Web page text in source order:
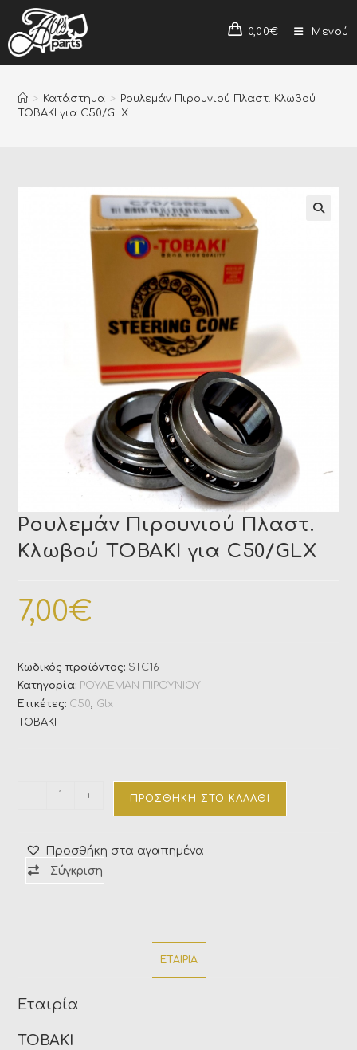
0,00€ Μενού
> Κατάστημα > Ρουλεμάν Πιρουνιού Πλαστ. Κλωβού
TOBAKI για C50/GLX
Ρουλεμάν Πιρουνιού Πλαστ.
Κλωβού TOBAKI για C50/GLX
7,00€
Κωδικός προϊόντος: STC16
Κατηγορία: ΡΟΥΛΕΜΑΝ ΠΙΡΟΥΝΙΟΥ
Ετικέτες: C50, Glx
TOBAKI
- + ΠΡΟΣΘΉΚΗ ΣΤΟ ΚΑΛΆΘΙ
Προσθήκη στα αγαπημένα
Σύγκριση
ΕΤΑΙΡΊΑ
Εταιρία
TOBAKI